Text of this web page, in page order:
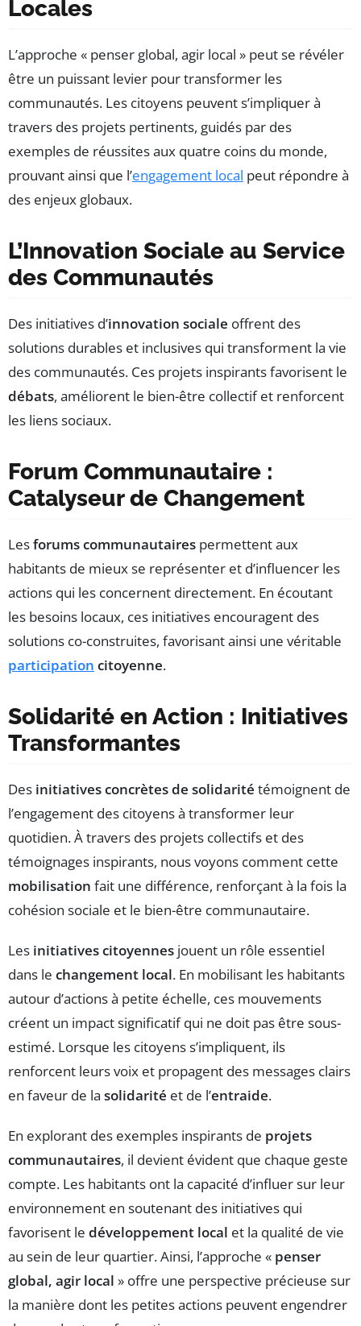
Locales
L’approche « penser global, agir local » peut se révéler
être un puissant levier pour transformer les
communautés. Les citoyens peuvent s’impliquer à
travers des projets pertinents, guidés par des
exemples de réussites aux quatre coins du monde,
prouvant ainsi que l’engagement local peut répondre à
des enjeux globaux.
L’Innovation Sociale au Service
des Communautés
Des initiatives d’innovation sociale offrent des
solutions durables et inclusives qui transforment la vie
des communautés. Ces projets inspirants favorisent le
débats, améliorent le bien-être collectif et renforcent
les liens sociaux.
Forum Communautaire :
Catalyseur de Changement
Lesforums communautaires permettent aux
habitants de mieux se représenter et d’influencer les
actions qui les concernent directement. En écoutant
les besoins locaux, ces initiatives encouragent des
solutions co-construites, favorisant ainsi une véritable
participation citoyenne.
Solidarité en Action : Initiatives
Transformantes
Des initiatives concrètes de solidarité témoignent de
l’engagement des citoyens à transformer leur
quotidien. À travers des projets collectifs et des
témoignages inspirants, nous voyons comment cette
mobilisation fait une différence, renforçant à la fois la
cohésion sociale et le bien-être communautaire.
Les initiatives citoyennes jouent un rôle essentiel
dans le changement local. En mobilisant les habitants
autour d’actions à petite échelle, ces mouvements
créent un impact significatif qui ne doit pas être sous-
estimé. Lorsque les citoyens s’impliquent, ils
renforcent leurs voix et propagent des messages clairs
en faveur de la solidarité et de l’entraide.
En explorant des exemples inspirants de projets
communautaires, il devient évident que chaque geste
compte. Les habitants ont la capacité d’influer sur leur
environnement en soutenant des initiatives qui
favorisent le développement local et la qualité de vie
au sein de leur quartier. Ainsi, l’approche « penser
global, agir local » offre une perspective précieuse sur
la manière dont les petites actions peuvent engendrer